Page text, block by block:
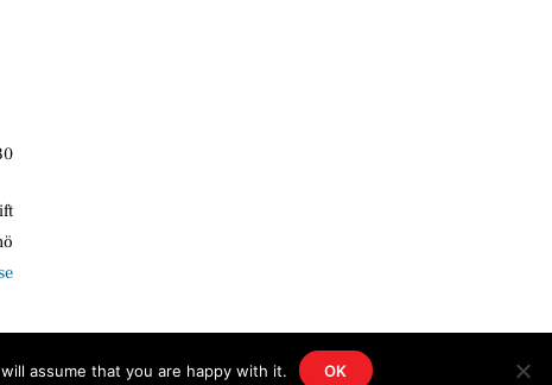
assume that you are happy with it. OK